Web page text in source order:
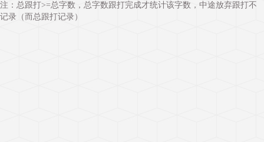
注：总跟打>=总字数，总字数跟打完成才统计该字数，中途放弃跟打不
记录（而总跟打记录）